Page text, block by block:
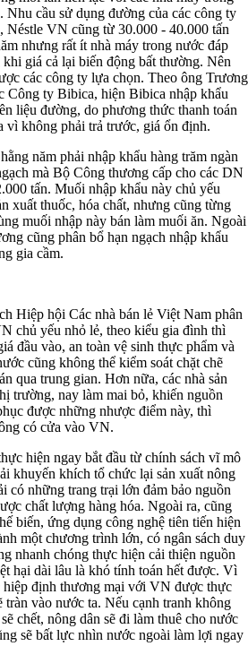
Nhu cầu sử dụng đường của các công ty
Néstle VN cũng từ 30.000 - 40.000 tấn
nhưng rất ít nhà máy trong nước đáp
giá cả lại biến động bất thường. Nên
các công ty lựa chọn. Theo ông Trương
Công ty Bibica, hiện Bibica nhập khẩu
liệu đường, do phương thức thanh toán
vì không phải trả trước, giá ổn định.
năm phải nhập khẩu hàng trăm ngàn
mà Bộ Công thương cấp cho các DN
tấn. Muối nhập khẩu này chủ yếu
xuất thuốc, hóa chất, nhưng cũng từng
muối nhập này bán làm muối ăn. Ngoài
cũng phân bổ hạn ngạch nhập khẩu
gia cầm.
Hiệp hội Các nhà bán lẻ Việt Nam phân
chủ yếu nhỏ lẻ, theo kiểu gia đình thì
đầu vào, an toàn vệ sinh thực phẩm và
cũng không thể kiểm soát chặt chẽ
qua trung gian. Hơn nữa, các nhà sản
trường, nay làm mai bỏ, khiến nguồn
được những nhược điểm này, thì
có cửa vào VN.
hiện ngay bắt đầu từ chính sách vĩ mô
khuyến khích tổ chức lại sản xuất nông
có những trang trại lớn đảm bảo nguồn
chất lượng hàng hóa. Ngoài ra, cũng
biến, ứng dụng công nghệ tiên tiến hiện
một chương trình lớn, có ngân sách duy
nhanh chóng thực hiện cải thiện nguồn
hại dài lâu là khó tính toán hết được. Vì
hiệp định thương mại với VN được thực
tràn vào nước ta. Nếu cạnh tranh không
chết, nông dân sẽ đi làm thuê cho nước
sẽ bất lực nhìn nước ngoài làm lợi ngay